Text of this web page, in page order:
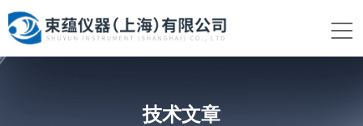
技术文章